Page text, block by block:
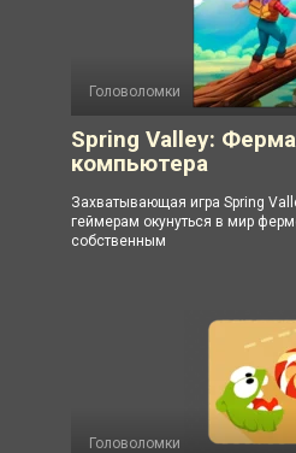
Головоломки
Spring Valley:
компьютера
Захватывающая игра Spring
геймерам окунуться в мир
собственным
Головоломки